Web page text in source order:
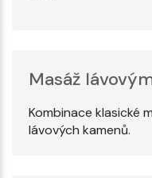
Masáž
Kombinace klasické
lávových kamenů.